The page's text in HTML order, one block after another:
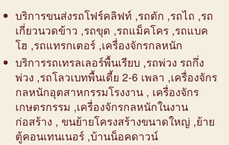
บริการขนส่งรถโฟร์คลิฟท์ ,รถตัก ,รถไถ ,รถ
เกี่ยวนวดข้าว ,รถขุด ,รถแม็คโคร ,รถแบค
โฮ ,รถแทรกเตอร์ ,เครื่องจักรกลหนัก
บริการรถเทรลเลอร์พื้นเรียบ ,รถพ่วง รถกึ่ง
พ่วง ,รถโลวเบทพื้นเตี้ย 2-6 เพลา ,เครื่องจักร
กลหนักอุตสาหกรรมโรงงาน , เครื่องจักร
เกษตรกรรม ,เครื่องจักรกลหนักในงาน
ก่อสร้าง , ขนย้ายโครงสร้างขนาดใหญ่ ,ย้าย
ตู้คอนเทนเนอร์ ,บ้านน็อคดาวน์